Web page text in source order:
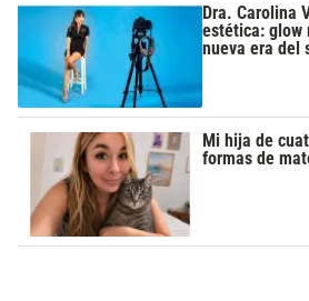
Dra. Carolina
estética: glow
nueva era del
Mi hija de
formas de